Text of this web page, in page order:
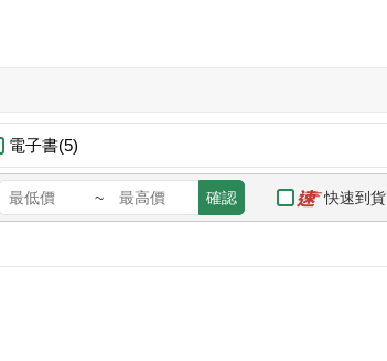
電子書(5)
~ 確認 快速到貨